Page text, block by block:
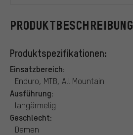
PRODUKTBESCHREIBUNG
Produktspezifikationen:
Einsatzbereich:
Enduro, MTB, All Mountain
Ausführung:
langärmelig
Geschlecht:
Damen